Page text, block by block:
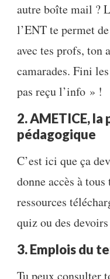
autre boîte mail ?
l’ENT te permet
avec tes profs, ton
camarades. Fini
pas reçu l’info » !
2. AMETICE,
pédagogique
C’est ici que ça
donne accès à
ressources
quiz ou des
3. Emplois du